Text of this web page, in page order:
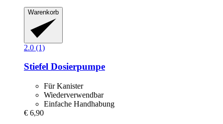
Warenkorb
2.0 (1)
Stiefel Dosierpumpe
Für Kanister
Wiederverwendbar
Einfache Handhabung
€ 6,90